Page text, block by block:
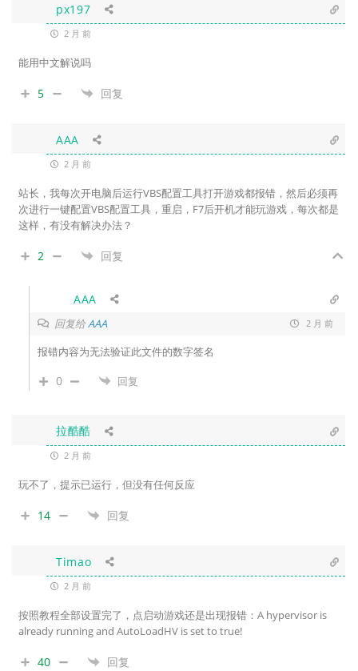
px197
2 月 前
能用中文解说吗
5 回复
AAA
2 月 前
站长，我每次开电脑后运行VBS配置工具打开游戏都报错，然后必须再
次进行一键配置VBS配置工具，重启，F7后开机才能玩游戏，每次都是
这样，有没有解决办法？
2 回复
AAA
回复给AAA 2 月 前
报错内容为无法验证此文件的数字签名
0 回复
拉酷酷
2 月 前
玩不了，提示已运行，但没有任何反应
14 回复
Timao
2 月 前
按照教程全部设置完了，点启动游戏还是出现报错：A hypervisor is
already running and AutoLoadHV is set to true!
40 回复